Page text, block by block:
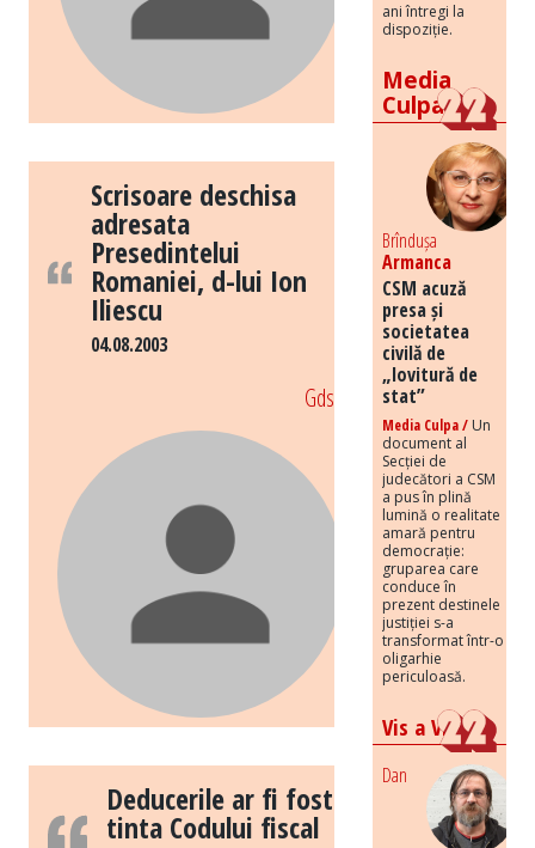
Scrisoare deschisa
adresata
Presedintelui
Romaniei, d-lui Ion
Iliescu
04.08.2003
Gds
Deducerile ar fi fost
tinta Codului fiscal
ani întregi la
dispoziție.
Media
Culpa
Brîndușa
Armanca
CSM acuză
presa și
societatea
civilă de
„lovitură de
stat”
Media Culpa / Un
document al
Secției de
judecători a CSM
a pus în plină
lumină o realitate
amară pentru
democrație:
gruparea care
conduce în
prezent destinele
justiției s-a
transformat într-o
oligarhie
periculoasă.
Vis a Vis
Dan